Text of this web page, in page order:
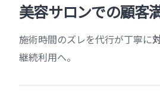
美容サロンでの顧客
施術時間のズレを代行が丁寧に
継続利用へ。